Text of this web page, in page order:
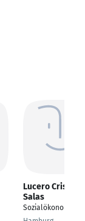
Lucero Crispin
Salas
Sozialökonomie